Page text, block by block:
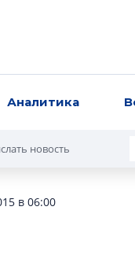
Аналитика
новость
в 06:00